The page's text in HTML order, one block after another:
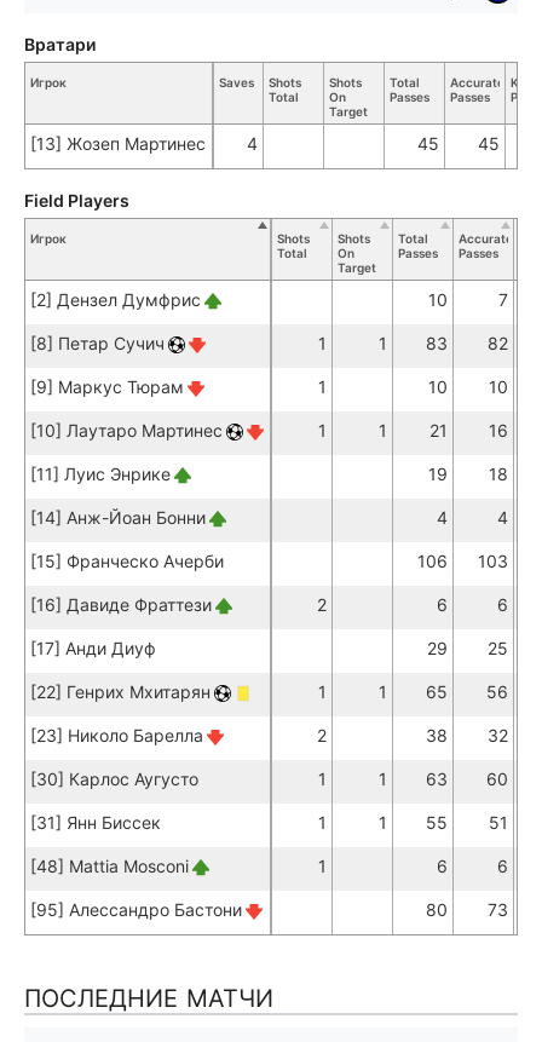
Игрок Saves
Shots
Total
Shots
On
Target
Total
Passes
Accurate
Passes
Key
[13] Жозеп Мартинес 4 45 45
Вратари
Игрок
Shots
Total
Shots
On
Target
Total
Passes
Accurate
Passes
[2] Дензел Думфрис 10 7
[8] Петар Сучич 1 1 83 82
[9] Маркус Тюрам 1 10 10
[10] Лаутаро Мартинес 1 1 21 16
[11] Луис Энрике 19 18
[14] Анж-Йоан Бонни 4 4
[15] Франческо Ачерби 106 103
[16] Давиде Фраттези 2 6 6
[17] Анди Диуф 29 25
[22] Генрих Мхитарян 1 1 65 56
[23] Николо Барелла 2 38 32
[30] Карлос Аугусто 1 1 63 60
[31] Янн Биссек 1 1 55 51
[48] Mattia Mosconi 1 6 6
[95] Алессандро Бастони 80 73
Field Players
ПОСЛЕДНИЕ МАТЧИ